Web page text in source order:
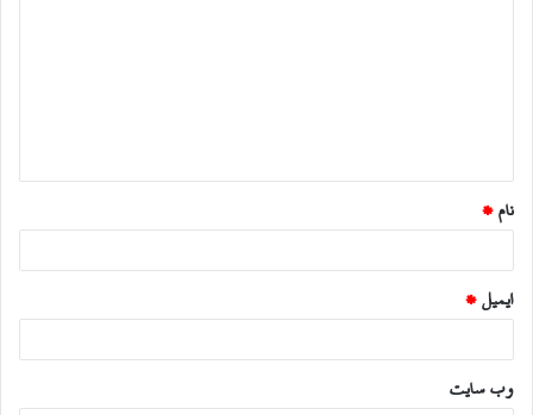
*
نام *
ایمیل *
وب‌ سایت